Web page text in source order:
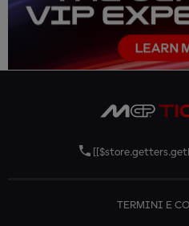
TERMINI E